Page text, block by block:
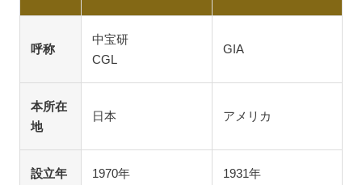
呼称
中宝研
CGL
GIA
本所在
地
日本 アメリカ
設立年 1970年 1931年